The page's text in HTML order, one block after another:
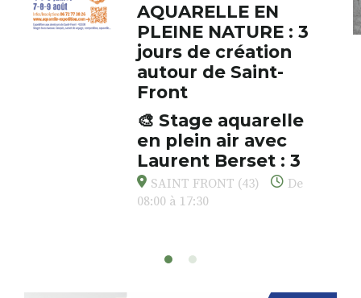
AQUARELLE EN
PLEINE NATURE : 3
jours de création
autour de Saint-
Front
🎨 Stage aquarelle
en plein air avec
Laurent Berset : 3
jours pour respirer,
créer, s’émerveiller
et de peindre la beauté des
SAINT FRONT (43)
De
08:00 à 17:30